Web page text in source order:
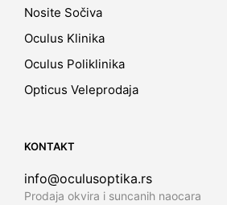
Nosite Sočiva
Oculus Klinika
Oculus Poliklinika
Opticus Veleprodaja
KONTAKT
info@oculusoptika.rs
Prodaja okvira i suncanih naocara